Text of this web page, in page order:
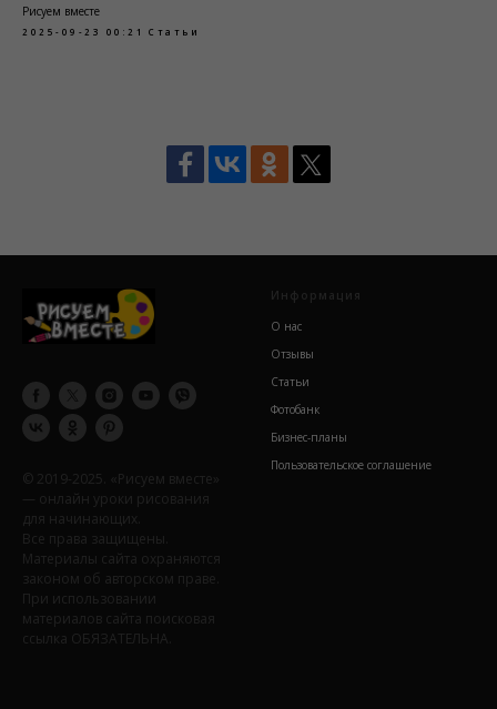
Рисуем вместе
2025-09-23 00:21 Статьи
© 2019-2025. «Рисуем вместе»
— онлайн уроки рисования
для начинающих.
Все права защищены.
Материалы сайта охраняются
законом об авторском праве.
При использовании
материалов сайта поисковая
ссылка ОБЯЗАТЕЛЬНА.
Информация
О нас
Отзывы
Статьи
Фотобанк
Бизнес-планы
Пользовательское соглашение